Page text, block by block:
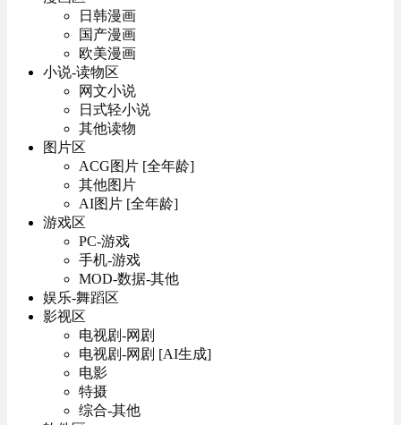
日韩漫画
国产漫画
欧美漫画
小说-读物区
网文小说
日式轻小说
其他读物
图片区
ACG图片 [全年龄]
其他图片
AI图片 [全年龄]
游戏区
PC-游戏
手机-游戏
MOD-数据-其他
娱乐-舞蹈区
影视区
电视剧-网剧
电视剧-网剧 [AI生成]
电影
特摄
综合-其他